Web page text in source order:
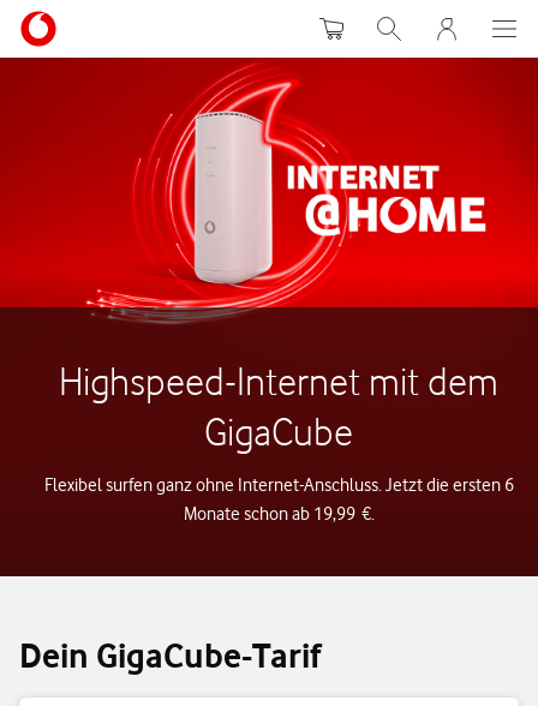
WarenkorbSuche MeinVodafone
Highspeed-Internet mit dem
GigaCube
Flexibel surfen ganz ohne Internet-Anschluss. Jetzt die ersten 6
Monate schon ab 19,99 €.
Dein GigaCube-Tarif